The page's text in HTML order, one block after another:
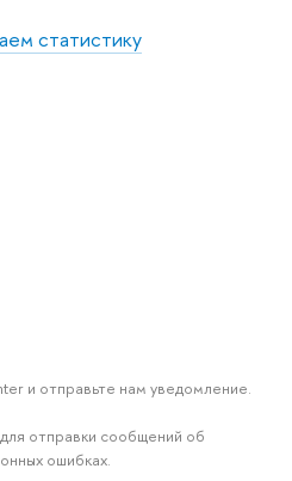
статистику
и отправьте нам уведомление.
отправки сообщений об
ошибках.